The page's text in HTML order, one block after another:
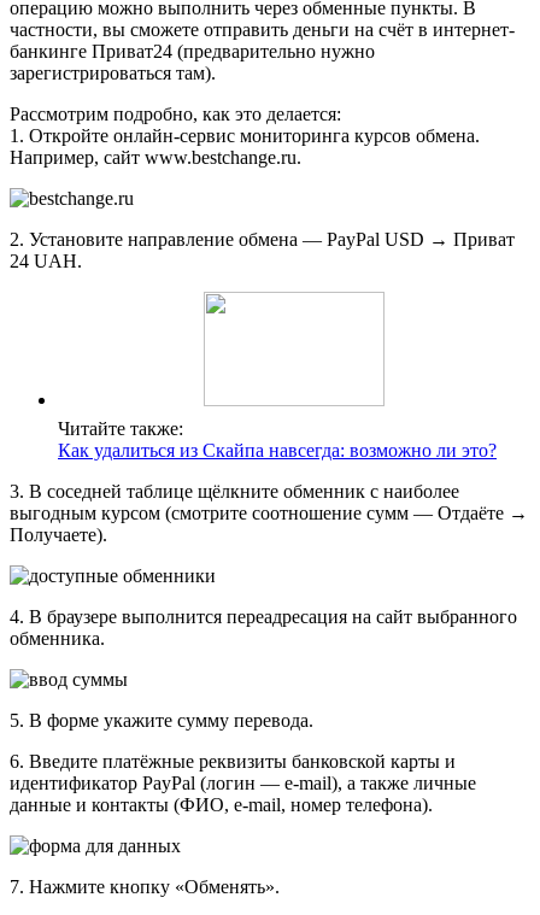
операцию можно выполнить через обменные пункты. В
частности, вы сможете отправить деньги на счёт в интернет-
банкинге Приват24 (предварительно нужно
зарегистрироваться там).
Рассмотрим подробно, как это делается:
1. Откройте онлайн-сервис мониторинга курсов обмена.
Например, сайт www.bestchange.ru.
2. Установите направление обмена — PayPal USD → Приват
24 UAH.
Читайте также:
Как удалиться из Скайпа навсегда: возможно ли это?
3. В соседней таблице щёлкните обменник с наиболее
выгодным курсом (смотрите соотношение сумм — Отдаёте →
Получаете).
4. В браузере выполнится переадресация на сайт выбранного
обменника.
5. В форме укажите сумму перевода.
6. Введите платёжные реквизиты банковской карты и
идентификатор PayPal (логин — e-mail), а также личные
данные и контакты (ФИО, e-mail, номер телефона).
7. Нажмите кнопку «Обменять».